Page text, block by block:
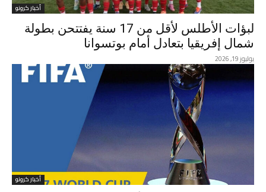
أخبار كرونو
لبؤات الأطلس لأقل من 17 سنة يفتتحن بطولة
شمال إفريقيا بتعادل أمام بوتسوانا
يوليوز 19, 2026
أخبار كرونو